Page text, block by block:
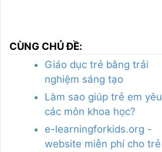
CÙNG CHỦ ĐỀ:
Giáo dục trẻ bằng trải
nghiệm sáng tạo
Làm sao giúp trẻ em yêu
các môn khoa học?
e-learningforkids.org -
website miễn phí cho trẻ